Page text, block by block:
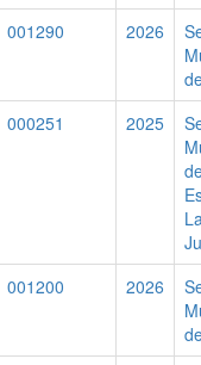
001290 2026
000251 2025
001200 2026